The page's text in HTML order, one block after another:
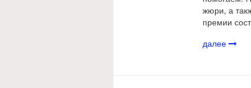
жюри, а
премии
далее